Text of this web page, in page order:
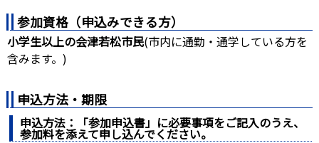
参加資格（申込みできる方）
小学生以上の会津若松市民(市内に通勤・通学している方を
含みます。)
申込方法・期限
申込方法：「参加申込書」に必要事項をご記入のうえ、
参加料を添えて申し込んでください。